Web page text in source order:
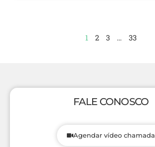
1 2 3 … 33
FALE CONOSCO
Agendar vídeo chamada